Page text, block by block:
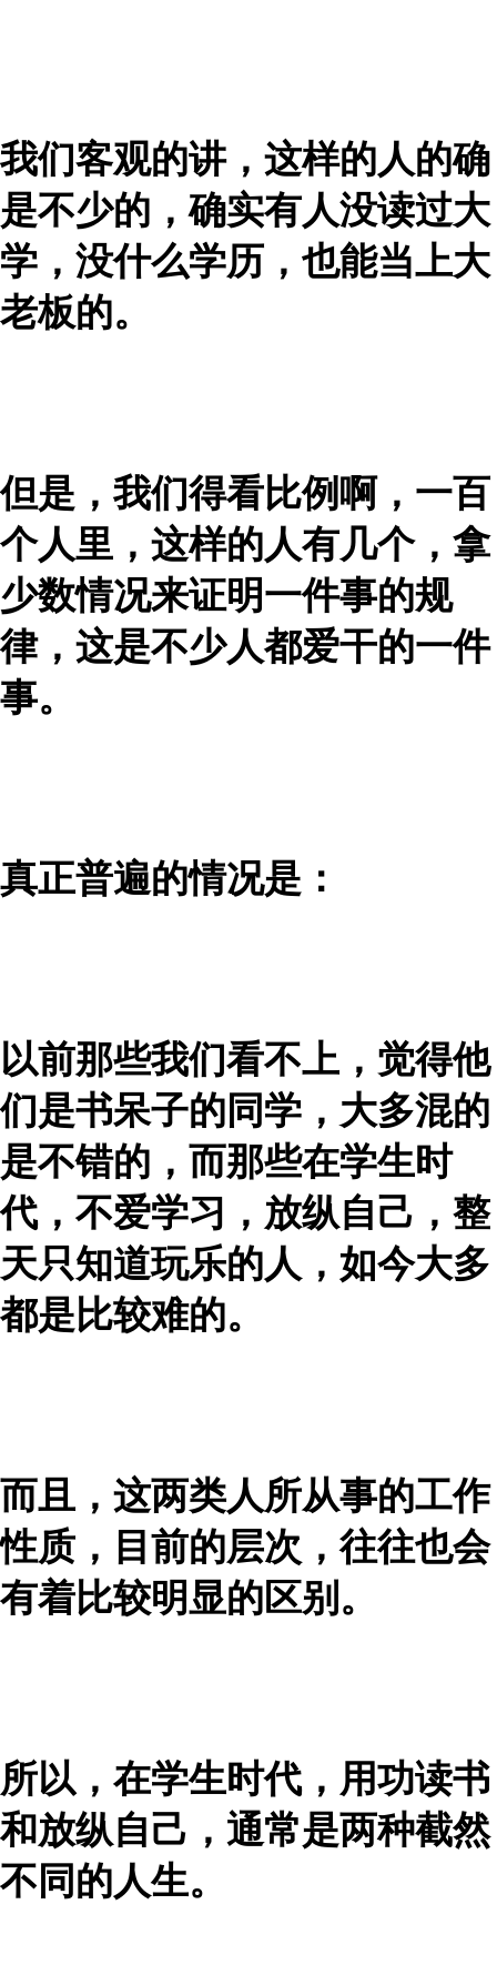
我们客观的讲，这样的人的确
是不少的，确实有人没读过大
学，没什么学历，也能当上大
老板的。
但是，我们得看比例啊，一百
个人里，这样的人有几个，拿
少数情况来证明一件事的规
律，这是不少人都爱干的一件
事。
真正普遍的情况是：
以前那些我们看不上，觉得他
们是书呆子的同学，大多混的
是不错的，而那些在学生时
代，不爱学习，放纵自己，整
天只知道玩乐的人，如今大多
都是比较难的。
而且，这两类人所从事的工作
性质，目前的层次，往往也会
有着比较明显的区别。
所以，在学生时代，用功读书
和放纵自己，通常是两种截然
不同的人生。